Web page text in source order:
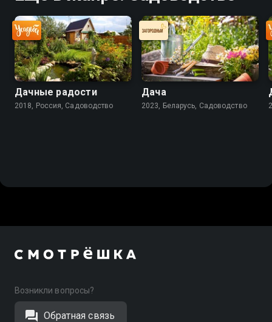
Дачные радости
2018, Россия, Садоводство
Дача
2023, Беларусь, Садоводство
Возникли вопросы?
Обратная связь